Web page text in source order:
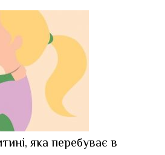
яка перебуває в